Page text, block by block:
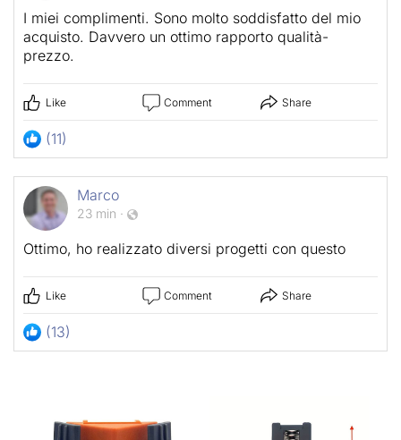
I miei complimenti. Sono molto soddisfatto del mio
acquisto. Davvero un ottimo rapporto qualità-
prezzo.
Like Comment Share
(11)
Marco
23 min ·
Ottimo, ho realizzato diversi progetti con questo
Like Comment Share
(13)